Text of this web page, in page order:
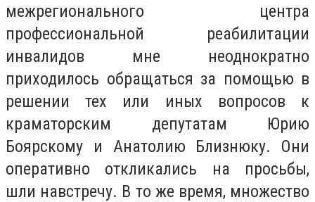
межрегионального центра
профессиональной реабилитации
инвалидов мне неоднократно
приходилось обращаться за помощью в
решении тех или иных вопросов к
краматорским депутатам Юрию
Боярскому и Анатолию Близнюку. Они
оперативно откликались на просьбы,
шли навстречу. В то же время, множество